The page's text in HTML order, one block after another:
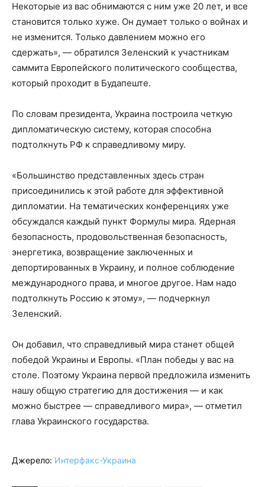
Некоторые из вас обнимаются с ним уже 20 лет, и все
становится только хуже. Он думает только о войнах и
не изменится. Только давлением можно его
сдержать», — обратился Зеленский к участникам
саммита Европейского политического сообщества,
который проходит в Будапеште.
По словам президента, Украина построила четкую
дипломатическую систему, которая способна
подтолкнуть РФ к справедливому миру.
«Большинство представленных здесь стран
присоединились к этой работе для эффективной
дипломатии. На тематических конференциях уже
обсуждался каждый пункт Формулы мира. Ядерная
безопасность, продовольственная безопасность,
энергетика, возвращение заключенных и
депортированных в Украину, и полное соблюдение
международного права, и многое другое. Нам надо
подтолкнуть Россию к этому», — подчеркнул
Зеленский.
Он добавил, что справедливый мира станет общей
победой Украины и Европы. «План победы у вас на
столе. Поэтому Украина первой предложила изменить
нашу общую стратегию для достижения — и как
можно быстрее — справедливого мира», — отметил
глава Украинского государства.
Джерело: Интерфакс-Украина